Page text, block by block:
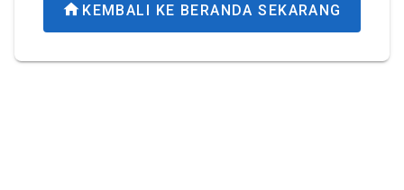
KEMBALI KE BERANDA SEKARANG